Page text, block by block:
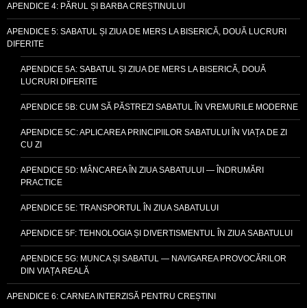
APENDICE 4: PĂRUL ȘI BARBA CREȘTINULUI
APENDICE 5: SABATUL ȘI ZIUA DE MERS LA BISERICĂ, DOUĂ LUCRURI
DIFERITE
APENDICE 5A: SABATUL ȘI ZIUA DE MERS LA BISERICĂ, DOUĂ
LUCRURI DIFERITE
APENDICE 5B: CUM SĂ PĂSTREZI SABATUL ÎN VREMURILE MODERNE
APENDICE 5C: APLICAREA PRINCIPIILOR SABATULUI ÎN VIAȚA DE ZI
CU ZI
APENDICE 5D: MÂNCAREA ÎN ZIUA SABATULUI — ÎNDRUMĂRI
PRACTICE
APENDICE 5E: TRANSPORTUL ÎN ZIUA SABATULUI
APENDICE 5F: TEHNOLOGIA ȘI DIVERTISMENTUL ÎN ZIUA SABATULUI
APENDICE 5G: MUNCA ȘI SABATUL — NAVIGAREA PROVOCĂRILOR
DIN VIAȚA REALĂ
APENDICE 6: CARNEA INTERZISĂ PENTRU CREȘTINI